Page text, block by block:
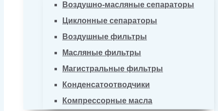
Воздушно-масляные сепараторы
Циклонные сепараторы
Воздушные фильтры
Масляные фильтры
Магистральные фильтры
Конденсатоотводчики
Компрессорные масла